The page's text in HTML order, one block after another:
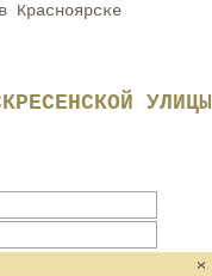
Красноярске
УЛИЦЫ